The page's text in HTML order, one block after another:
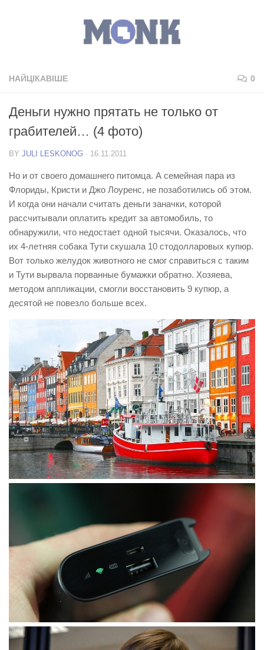
НАЙЦІКАВІШЕ 0
Деньги нужно прятать не только от
грабителей… (4 фото)
BY JULI LESKONOG · 16.11.2011
Но и от своего домашнего питомца. А семейная пара из
Флориды, Кристи и Джо Лоуренс, не позаботились об этом.
И когда они начали считать деньги заначки, которой
рассчитывали оплатить кредит за автомобиль, то
обнаружили, что недостает одной тысячи. Оказалось, что
их 4-летняя собака Тути скушала 10 стодолларовых купюр.
Вот только желудок животного не смог справиться с таким
и Тути вырвала порванные бумажки обратно. Хозяева,
методом аппликации, смогли восстановить 9 купюр, а
десятой не повезло больше всех.